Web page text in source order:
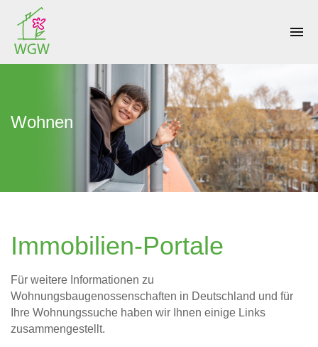
menu
Wohnen
Immobilien-Portale
Für weitere Informationen zu
Wohnungsbaugenossenschaften in Deutschland und für
Ihre Wohnungssuche haben wir Ihnen einige Links
zusammengestellt.